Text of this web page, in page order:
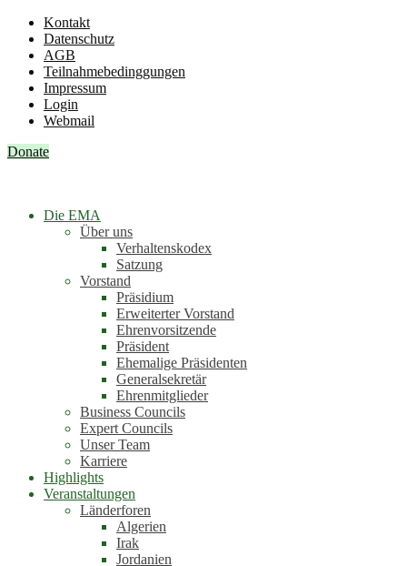
Kontakt
Datenschutz
AGB
Teilnahmebedinggungen
Impressum
Login
Webmail
Donate
Die EMA
Über uns
Verhaltenskodex
Satzung
Vorstand
Präsidium
Erweiterter Vorstand
Ehrenvorsitzende
Präsident
Ehemalige Präsidenten
Generalsekretär
Ehrenmitglieder
Business Councils
Expert Councils
Unser Team
Karriere
Highlights
Veranstaltungen
Länderforen
Algerien
Irak
Jordanien